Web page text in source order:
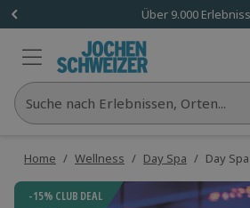
Über 9.000
Suche nach Erlebnissen, Orten...
Home / Wellness / Day Spa / Day
-15% CLUB DEAL